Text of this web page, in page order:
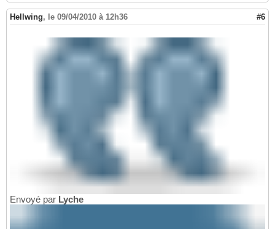
Hellwing, le 09/04/2010 à 12h36 #6
Envoyé par Lyche